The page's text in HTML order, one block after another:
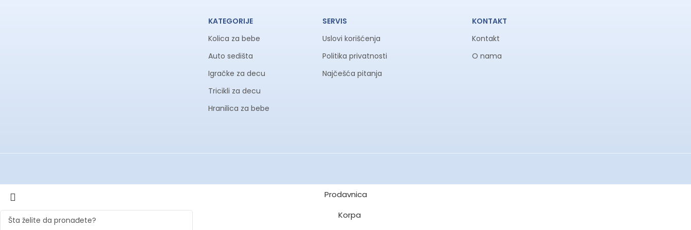
Lorelli Felicita hranilica (PU Leather) – Noble Grey Hippo
KATEGORIJE
Kolica za bebe
Auto sedišta
Igračke za decu
Tricikli za decu
Hranilica za bebe
SERVIS
Uslovi korišćenja
Politika privatnosti
Najčešća pitanja
KONTAKT
Kontakt
O nama
Prodavnica
Korpa